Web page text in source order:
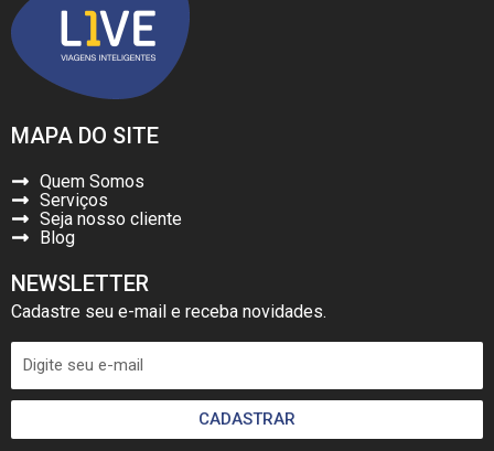
MAPA DO SITE
Quem Somos
Serviços
Seja nosso cliente
Blog
NEWSLETTER
Cadastre seu e-mail e receba novidades.
CADASTRAR